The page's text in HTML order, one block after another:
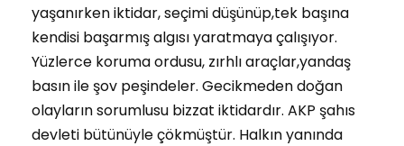
yaşanırken iktidar, seçimi düşünüp,tek başına
kendisi başarmış algısı yaratmaya çalışıyor.
Yüzlerce koruma ordusu, zırhlı araçlar,yandaş
basın ile şov peşindeler. Gecikmeden doğan
olayların sorumlusu bizzat iktidardır. AKP şahıs
devleti bütünüyle çökmüştür. Halkın yanında